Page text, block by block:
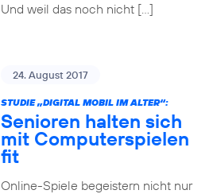
Und weil das noch nicht […]
24. August 2017
STUDIE „DIGITAL MOBIL IM ALTER“:
Senioren halten sich
mit Computerspielen
fit
Online-Spiele begeistern nicht nur